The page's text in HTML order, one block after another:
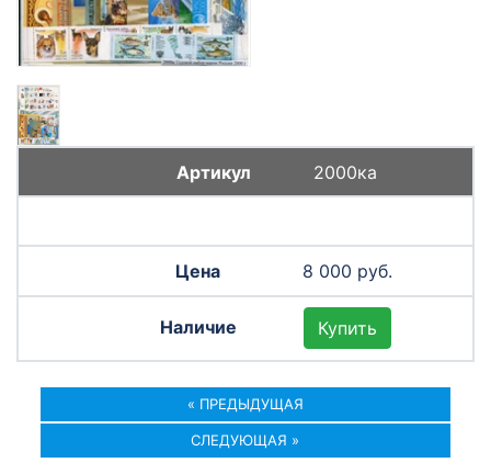
2000ка
8 000 руб.
Купить
« ПРЕДЫДУЩАЯ
СЛЕДУЮЩАЯ »